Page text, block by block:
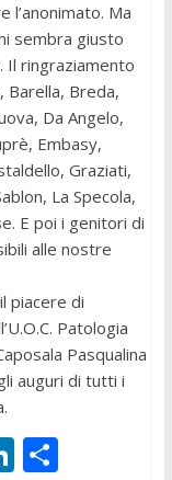
l’anonimato. Ma
sembra giusto
Il ringraziamento
Barella, Breda,
Da Angelo,
Embasy,
Graziati,
La Specola,
E poi i genitori di
alle nostre
piacere di
Patologia
Pasqualina
auguri di tutti i
Li C